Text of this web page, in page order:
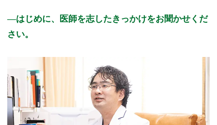
はじめに、医師を志したきっかけをお聞かせくだ
さい。